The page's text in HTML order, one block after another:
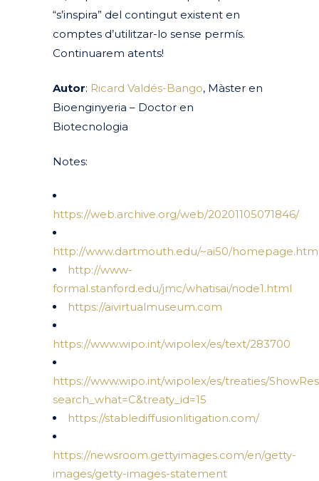
“s’inspira” del contingut existent en
comptes d’utilitzar-lo sense permís.
Continuarem atents!
Autor: Ricard Valdés-Bango, Màster en
Bioenginyeria – Doctor en
Biotecnologia
Notes:
https://web.archive.org/web/20201105071846/
http://www.dartmouth.edu/~ai50/
http://www-
formal.stanford.edu/jmc/whatisai/node1.html
https://aivirtualmuseum.com
https://www.wipo.int/wipolex/es/text/283700
https://www.wipo.int/wipolex/es/treaties/
search_what=C&treaty_id=15
https://stablediffusionlitigation.com/
https://newsroom.gettyimages.com/en/getty-
images/getty-images-statement